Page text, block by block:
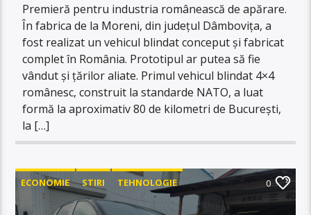
Premieră pentru industria românească de apărare.
În fabrica de la Moreni, din județul Dâmbovița, a
fost realizat un vehicul blindat conceput şi fabricat
complet în România. Prototipul ar putea să fie
vândut și țărilor aliate. Primul vehicul blindat 4×4
românesc, construit la standarde NATO, a luat
formă la aproximativ 80 de kilometri de București,
la […]
ECONOMIE STIRI TEHNOLOGIE 0